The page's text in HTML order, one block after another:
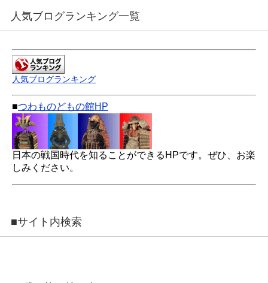
人気ブログランキング一覧
人気ブログランキング
■つわものどもの館HP
日本の戦国時代を知ることができるHPです。ぜひ、お楽
しみください。
■サイト内検索